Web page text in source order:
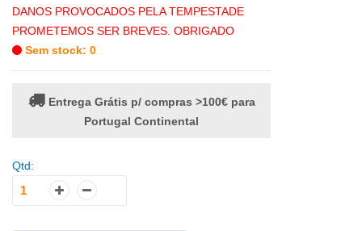
DANOS PROVOCADOS PELA TEMPESTADE
PROMETEMOS SER BREVES. OBRIGADO
Sem stock: 0
Entrega Grátis p/ compras >100€ para
Portugal Continental
Qtd: